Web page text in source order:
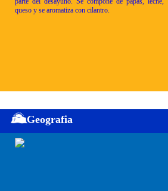
queso y se aromatiza con cilantro.
Geografia